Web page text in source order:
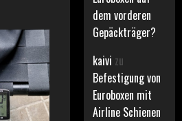
dem vorderen
Gepäckträger?
kaivi zu
Befestigung von
Euroboxen mit
Airline Schienen